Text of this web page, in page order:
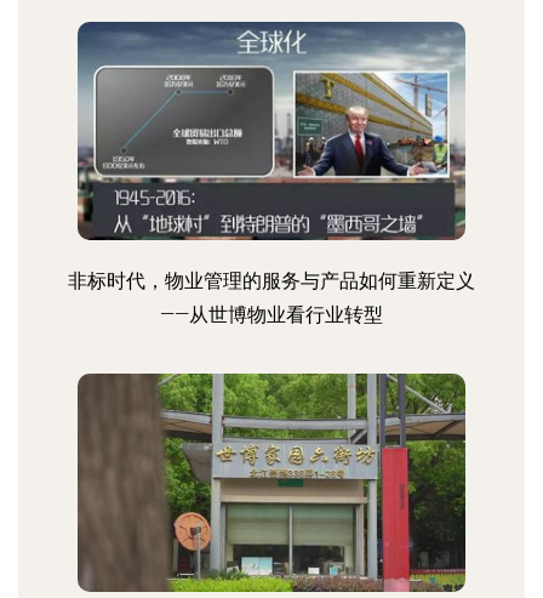
非标时代，物业管理的服务与产品如何重新定义
——从世博物业看行业转型